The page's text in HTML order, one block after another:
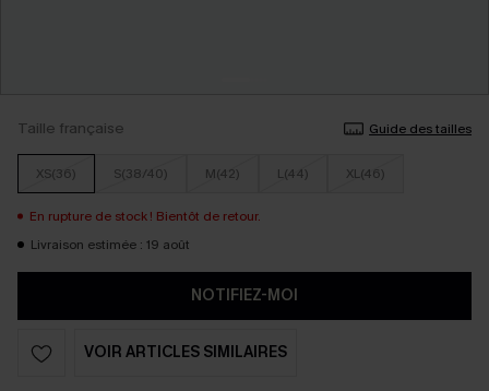
Taille française Guide des tailles
XS(36) S(38/40) M(42) L(44) XL(46)
En rupture de stock ! Bientôt de retour.
Livraison estimée : 19 août
NOTIFIEZ-MOI
VOIR ARTICLES SIMILAIRES